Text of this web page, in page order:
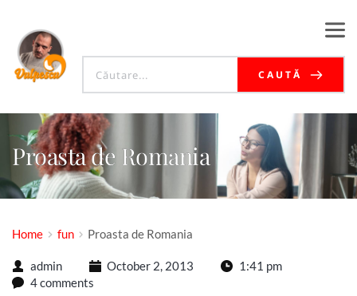
CAUTĂ
Proasta de Romania
Home fun Proasta de Romania
admin October 2, 2013
1:41 pm
4 comments